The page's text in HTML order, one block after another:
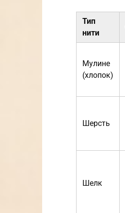
Тип
нити
Мулине
(хлопок)
Шерсть
Шелк